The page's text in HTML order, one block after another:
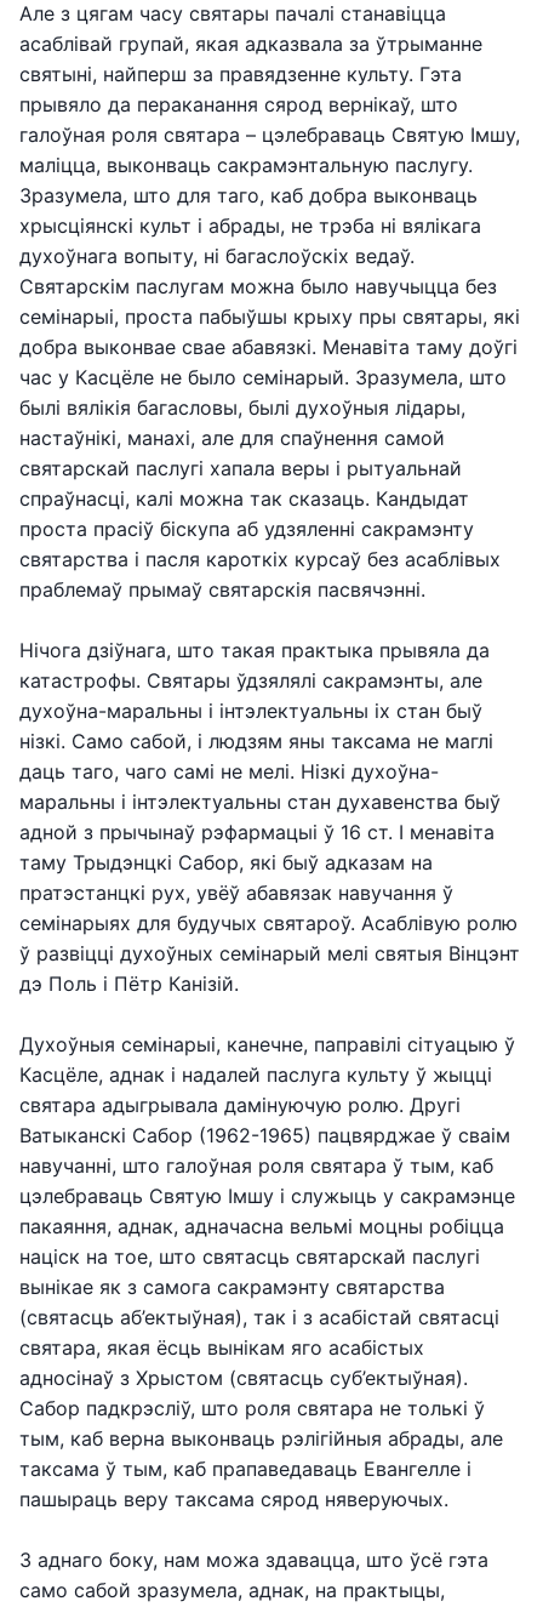
Але з цягам часу святары пачалі станавіцца
асаблівай групай, якая адказвала за ўтрыманне
святыні, найперш за правядзенне культу. Гэта
прывяло да пераканання сярод вернікаў, што
галоўная роля святара – цэлебраваць Святую Імшу,
маліцца, выконваць сакрамэнтальную паслугу.
Зразумела, што для таго, каб добра выконваць
хрысціянскі культ і абрады, не трэба ні вялікага
духоўнага вопыту, ні багаслоўскіх ведаў.
Святарскім паслугам можна было навучыцца без
семінарыі, проста пабыўшы крыху пры святары, які
добра выконвае свае абавязкі. Менавіта таму доўгі
час у Касцёле не было семінарый. Зразумела, што
былі вялікія багасловы, былі духоўныя лідары,
настаўнікі, манахі, але для спаўнення самой
святарскай паслугі хапала веры і рытуальнай
спраўнасці, калі можна так сказаць. Кандыдат
проста прасіў біскупа аб удзяленні сакрамэнту
святарства і пасля кароткіх курсаў без асаблівых
праблемаў прымаў святарскія пасвячэнні.
Нічога дзіўнага, што такая практыка прывяла да
катастрофы. Святары ўдзялялі сакрамэнты, але
духоўна-маральны і інтэлектуальны іх стан быў
нізкі. Само сабой, і людзям яны таксама не маглі
даць таго, чаго самі не мелі. Нізкі духоўна-
маральны і інтэлектуальны стан духавенства быў
адной з прычынаў рэфармацыі ў 16 ст. І менавіта
таму Трыдэнцкі Сабор, які быў адказам на
пратэстанцкі рух, увёў абавязак навучання ў
семінарыях для будучых святароў. Асаблівую ролю
ў развіцці духоўных семінарый мелі святыя Вінцэнт
дэ Поль і Пётр Канізій.
Духоўныя семінарыі, канечне, паправілі сітуацыю ў
Касцёле, аднак і надалей паслуга культу ў жыцці
святара адыгрывала дамінуючую ролю. Другі
Ватыканскі Сабор (1962-1965) пацвярджае ў сваім
навучанні, што галоўная роля святара ў тым, каб
цэлебраваць Святую Імшу і служыць у сакрамэнце
пакаяння, аднак, адначасна вельмі моцны робіцца
націск на тое, што святасць святарскай паслугі
вынікае як з самога сакрамэнту святарства
(святасць аб’ектыўная), так і з асабістай святасці
святара, якая ёсць вынікам яго асабістых
адносінаў з Хрыстом (святасць суб’ектыўная).
Сабор падкрэсліў, што роля святара не толькі ў
тым, каб верна выконваць рэлігійныя абрады, але
таксама ў тым, каб прапаведаваць Евангелле і
пашыраць веру таксама сярод няверуючых.
З аднаго боку, нам можа здавацца, што ўсё гэта
само сабой зразумела, аднак, на практыцы,